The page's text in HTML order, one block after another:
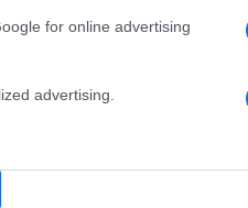
for online advertising
advertising.
και ενημερωθείτε